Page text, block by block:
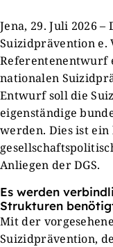
Jena, 29. Juli 2026
Suizidprävention e.
Referentenentwurf
nationalen
Entwurf soll die
eigenständige
werden. Dies ist ein
Anliegen der DGS.
Es werden
Strukturen
Mit der
Suizidprävention,